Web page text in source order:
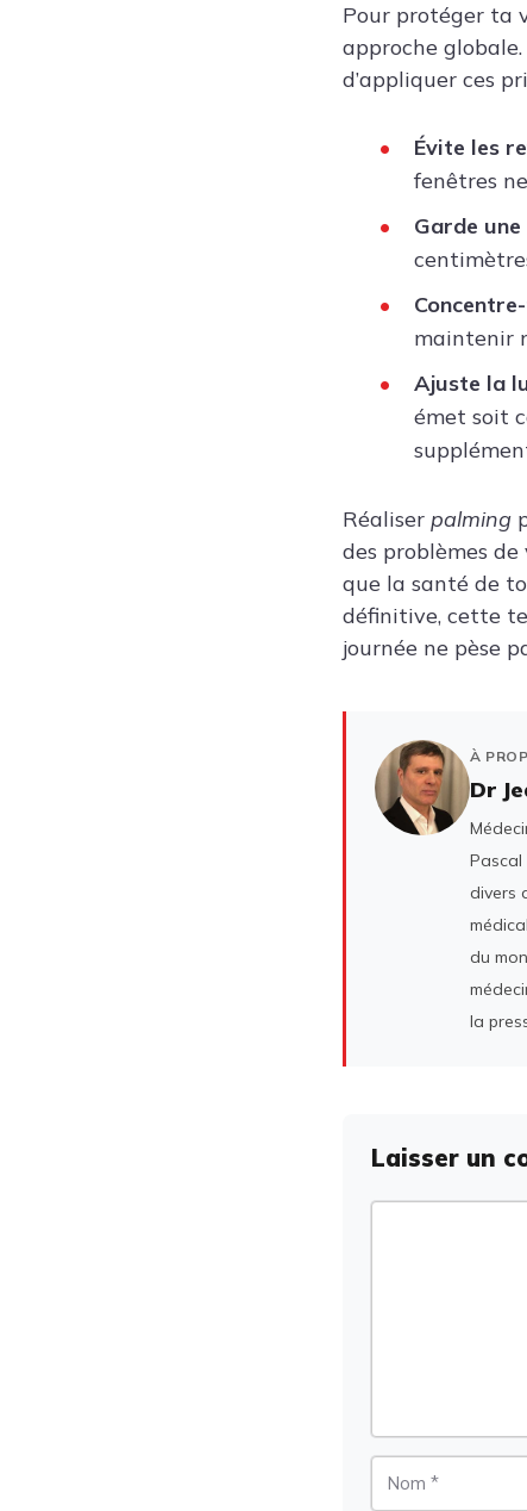
Pour protéger ta
approche
d’appliquer ces
Évite les
fenêtres
Garde
maintenir
Ajuste la
émet soit
Réaliser palming
des problèmes de
que la santé de
définitive, cette
journée ne pèse
À
Dr
Pascal
divers
du
la
Laisser un